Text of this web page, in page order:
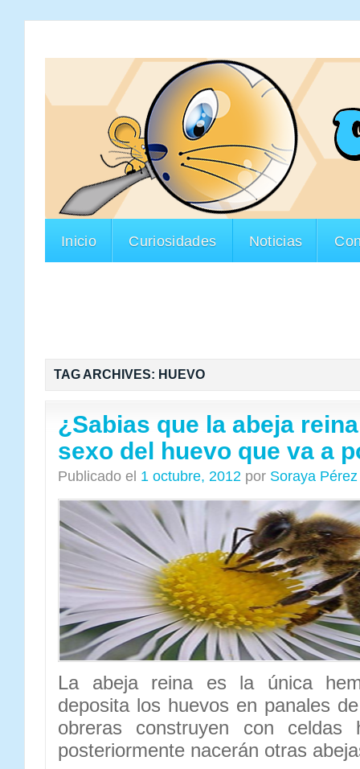
Inicio Curiosidades Noticias
TAG ARCHIVES: HUEVO
¿Sabias que la abeja
sexo del huevo que va a
Publicado el 1 octubre, 2012 por Soraya Pérez
La abeja reina es la única
deposita los huevos en panales
obreras construyen con celdas
posteriormente nacerán otras